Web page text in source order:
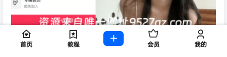
抖音今天是九斤明哥微密圈合集【535P 229V】
10 个月前
首页 教程 会员 我的